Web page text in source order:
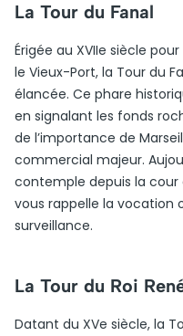
La Tour du Fanal
Érigée au XVIIe siècle
le Vieux-Port, la Tour du
élancée. Ce phare
en signalant les fonds
de l’importance de
commercial majeur.
contemple depuis la
vous rappelle la vocation
surveillance.
La Tour du Roi
Datant du XVe siècle, la